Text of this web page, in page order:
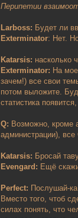
Перипетии
Larboss: Будет ли
Exterminator: Нет.
Katarsis: насколько
Exterminator: На
зачем!) все свои
потом выложите.
статистика
Q: Возможно, кроме
администрации),
Katarsis: Бросай
Evengard: Ещё
Perfect: Послушай-
Вместо того, чтоб
силах понять, что